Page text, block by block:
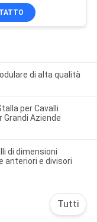
la stalla
i pannelli
di alta qualità
per Cavalli
Aziende
di dimensioni
anteriori e divisori
Tutti